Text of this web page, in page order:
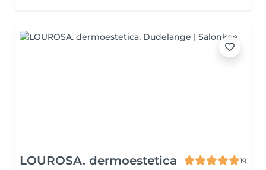
LOUROSA. dermoestetica
19